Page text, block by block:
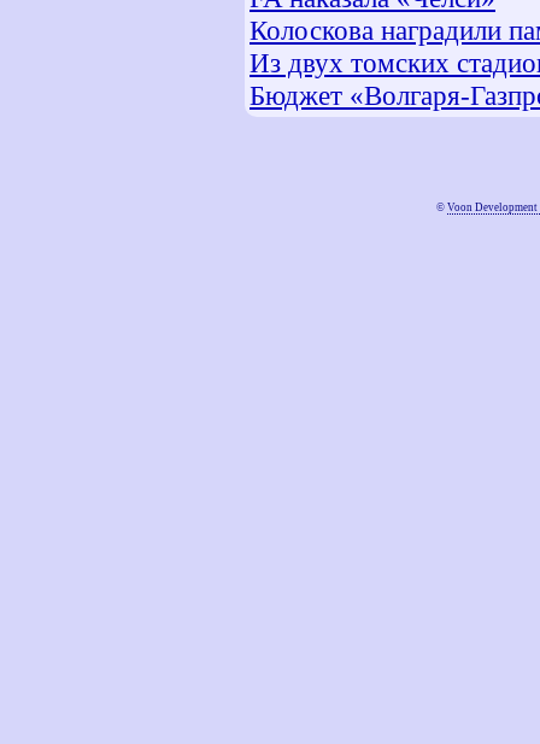
Колоскова наградили
Из двух томских
Бюджет «Волгаря-
© Voon Development